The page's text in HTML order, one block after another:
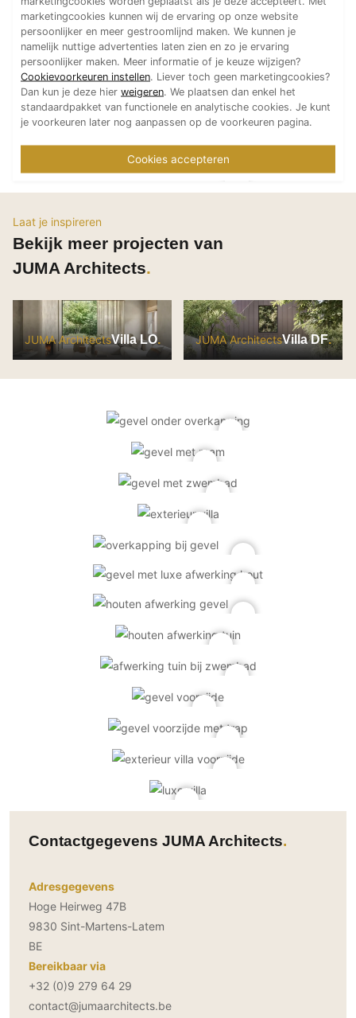
Laat je inspireren
Bekijk meer projecten van
JUMA Architects
JUMA ArchitectsVilla LO JUMA ArchitectsVilla DF
Contactgegevens JUMA Architects
Adresgegevens
Hoge Heirweg 47B
9830 Sint-Martens-Latem
BE
Bereikbaar via
+32 (0)9 279 64 29
contact@jumaarchitects.be
marketingcookies kunnen wij de ervaring op onze website
persoonlijker en meer gestroomlijnd maken. We kunnen je
namelijk nuttige advertenties laten zien en zo je ervaring
persoonlijker maken. Meer informatie of je keuze wijzigen?
Cookievoorkeuren instellen. Liever toch geen marketingcookies?
Dan kun je deze hier weigeren. We plaatsen dan enkel het
standaardpakket van functionele en analytische cookies. Je kunt
je voorkeuren later nog aanpassen op de voorkeuren pagina.
Cookies accepteren